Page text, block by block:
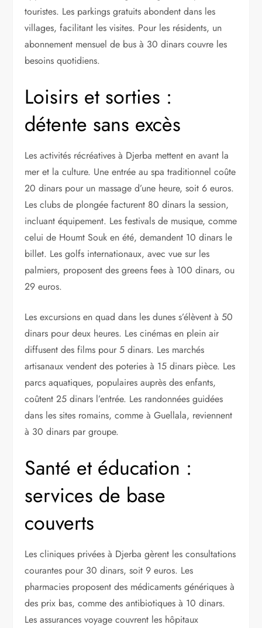
touristes. Les parkings gratuits abondent dans les
villages, facilitant les visites. Pour les résidents, un
abonnement mensuel de bus à 30 dinars couvre les
besoins quotidiens.
Loisirs et sorties :
détente sans excès
Les activités récréatives à Djerba mettent en avant la
mer et la culture. Une entrée au spa traditionnel coûte
20 dinars pour un massage d’une heure, soit 6 euros.
Les clubs de plongée facturent 80 dinars la session,
incluant équipement. Les festivals de musique, comme
celui de Houmt Souk en été, demandent 10 dinars le
billet. Les golfs internationaux, avec vue sur les
palmiers, proposent des greens fees à 100 dinars, ou
29 euros.
Les excursions en quad dans les dunes s’élèvent à 50
dinars pour deux heures. Les cinémas en plein air
diffusent des films pour 5 dinars. Les marchés
artisanaux vendent des poteries à 15 dinars pièce. Les
parcs aquatiques, populaires auprès des enfants,
coûtent 25 dinars l’entrée. Les randonnées guidées
dans les sites romains, comme à Guellala, reviennent
à 30 dinars par groupe.
Santé et éducation :
services de base
couverts
Les cliniques privées à Djerba gèrent les consultations
courantes pour 30 dinars, soit 9 euros. Les
pharmacies proposent des médicaments génériques à
des prix bas, comme des antibiotiques à 10 dinars.
Les assurances voyage couvrent les hôpitaux